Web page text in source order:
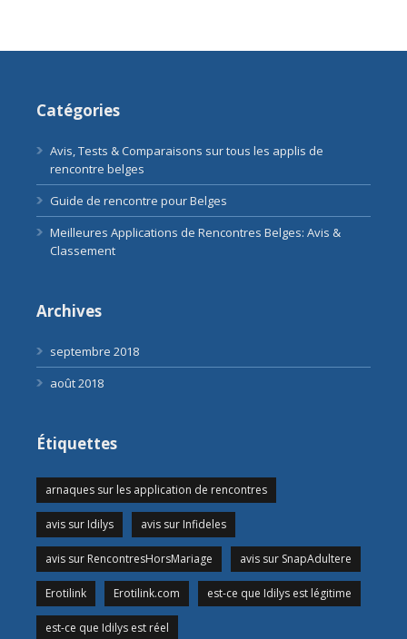
Catégories
Avis, Tests & Comparaisons sur tous les applis de
rencontre belges
Guide de rencontre pour Belges
Meilleures Applications de Rencontres Belges: Avis &
Classement
Archives
septembre 2018
août 2018
Étiquettes
arnaques sur les application de rencontres
avis sur Idilys avis sur Infideles
avis sur RencontresHorsMariage avis sur SnapAdultere
Erotilink Erotilink.com est-ce que Idilys est légitime
est-ce que Idilys est réel